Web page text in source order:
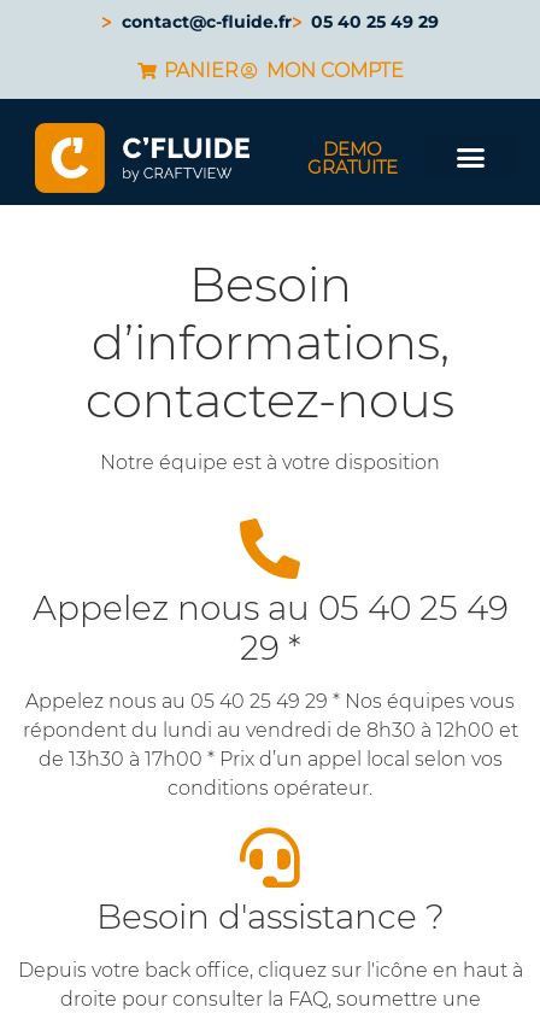
contact@c-fluide.fr 05 40 25 49 29
PANIER MON COMPTE
DEMO
GRATUITE
Besoin
d’informations,
contactez-nous
Notre équipe est à votre disposition
Appelez nous au 05 40 25 49
29 *
Appelez nous au 05 40 25 49 29 * Nos équipes vous
répondent du lundi au vendredi de 8h30 à 12h00 et
de 13h30 à 17h00 * Prix d’un appel local selon vos
conditions opérateur.
Besoin d'assistance ?
Depuis votre back office, cliquez sur l'icône en haut à
droite pour consulter la FAQ, soumettre une